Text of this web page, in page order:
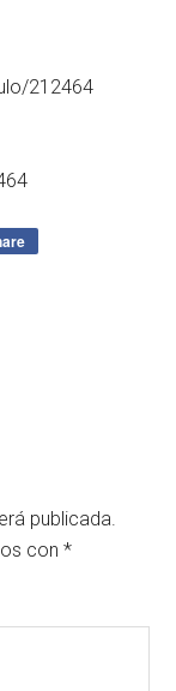
212464
publicada.
con*